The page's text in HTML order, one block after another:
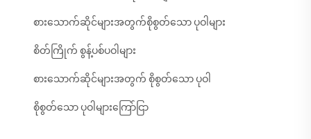
စားသောက်ဆိုင်များအတွက်စိုစွတ်သော ပုဝါများ
စိတ်ကြိုက် စွန့်ပစ်ပဝါများ
စားသောက်ဆိုင်များအတွက် စိုစွတ်သော ပုဝါ
စိုစွတ်သော ပုဝါများကြော်ငြာ